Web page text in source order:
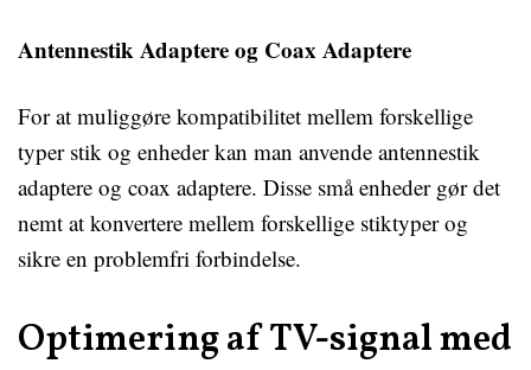
Antennestik Adaptere og Coax Adaptere
For at muliggøre kompatibilitet mellem forskellige
typer stik og enheder kan man anvende antennestik
adaptere og coax adaptere. Disse små enheder gør det
nemt at konvertere mellem forskellige stiktyper og
sikre en problemfri forbindelse.
Optimering af TV-signal med